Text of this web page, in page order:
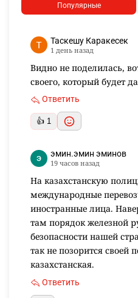
Популярные
Таскешу Каракесек
1 день назад
Видно не поделилась,
своего, который будет
Ответить
👍 1
эмин.эмин эминов
19 часов назад
На казахстанскую
международные
иностранные лица.
там порядок железной
безопасности нашей
так не позорится своей
казахстанская.
Ответить